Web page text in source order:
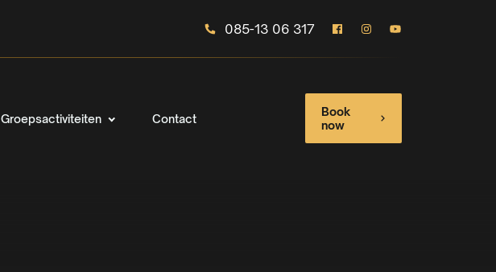
085-13 06 317
Groepsactiviteiten Contact
Book
now